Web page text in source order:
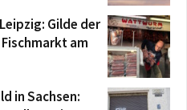
Gilde der
am
in Sachsen: